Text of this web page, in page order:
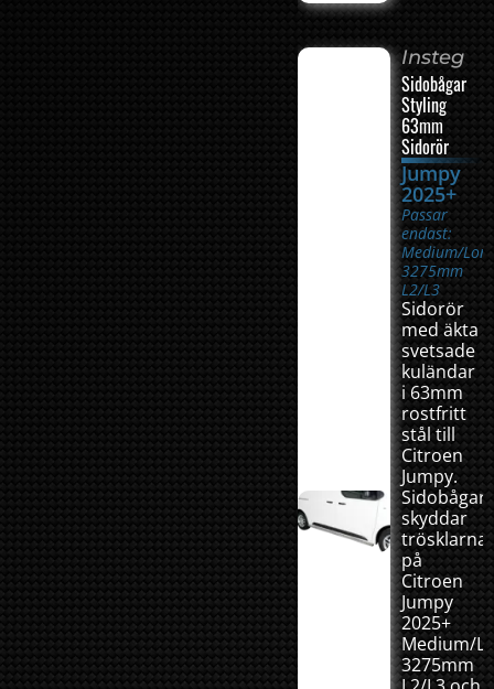
Insteg
Sidobågar
Styling
63mm
Sidorör
Jumpy
2025+
Passar
endast:
Medium/
3275mm
L2/L3
Sidorör
med äkta
svetsade
kuländar
i 63mm
rostfritt
stål till
Citroen
Jumpy.
skyddar
trösklarna
på
Citroen
Jumpy
2025+
Medium/
3275mm